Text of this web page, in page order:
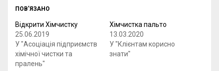
ПОВ’ЯЗАНО
Відкрити Хімчистку
25.06.2019
У "Асоціація підприємств
хімічної чистки та
пралень"
Хімчистка пальто
13.03.2020
У "Клієнтам корисно
знати"